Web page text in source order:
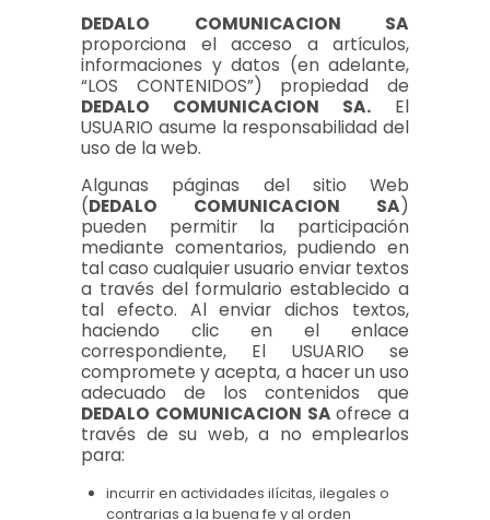
DEDALO COMUNICACION SA
proporciona el acceso a artículos,
informaciones y datos (en adelante,
“LOS CONTENIDOS”) propiedad de
DEDALO COMUNICACION SA. El
USUARIO asume la responsabilidad del
uso de la web.
Algunas páginas del sitio Web
(DEDALO COMUNICACION SA)
pueden permitir la participación
mediante comentarios, pudiendo en
tal caso cualquier usuario enviar textos
a través del formulario establecido a
tal efecto. Al enviar dichos textos,
haciendo clic en el enlace
correspondiente, El USUARIO se
compromete y acepta, a hacer un uso
adecuado de los contenidos que
DEDALO COMUNICACION SAofrece a
través de su web, a no emplearlos
para:
incurrir en actividades ilícitas, ilegales o
contrarias a la buena fe y al orden